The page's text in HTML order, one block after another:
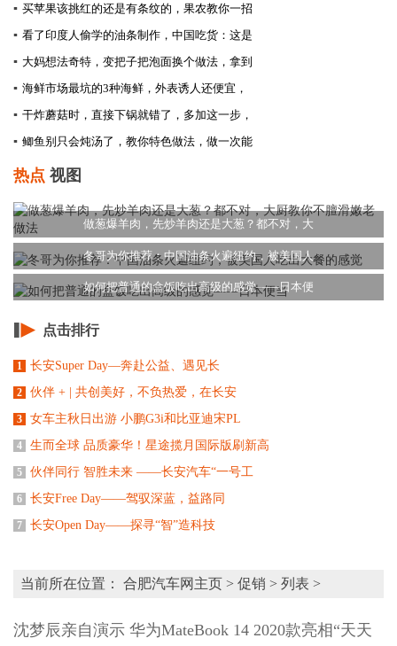
▪ 买苹果该挑红的还是有条纹的，果农教你一招
▪ 看了印度人偷学的油条制作，中国吃货：这是
▪ 大妈想法奇特，变把子把泡面换个做法，拿到
▪ 海鲜市场最坑的3种海鲜，外表诱人还便宜，
▪ 干炸蘑菇时，直接下锅就错了，多加这一步，
▪ 鲫鱼别只会炖汤了，教你特色做法，做一次能
热点 视图
做葱爆羊肉，先炒羊肉还是大葱？都不对，大
冬哥为你推荐：中国油条火遍纽约，被美国人
如何把普通的盒饭吃出高级的感觉——日本便
点击排行
1 长安Super Day—奔赴公益、遇见长
2 伙伴 + | 共创美好，不负热爱，在长安
3 女车主秋日出游 小鹏G3i和比亚迪宋PL
4 生而全球 品质豪华！星途揽月国际版刷新高
5 伙伴同行 智胜未来 ——长安汽车“一号工
6 长安Free Day——驾驭深蓝，益路同
7 长安Open Day——探寻“智”造科技
当前所在位置： 合肥汽车网主页 > 促销 > 列表 >
沈梦辰亲自演示 华为MateBook 14 2020款亮相“天天